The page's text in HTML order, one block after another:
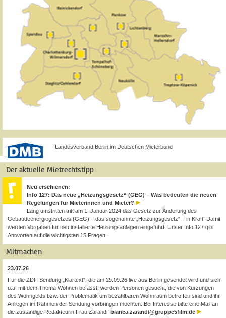
Landesverband Berlin im Deutschen Mieterbund
Der aktuelle Mietrechtstipp
Neu erschienen:
Info 127: Das neue „Heizungsgesetz“ (GEG) – Was bedeuten die neuen
Regelungen für Mieterinnen und Mieter?
Lang umstritten tritt am 1. Januar 2024 das Gesetz zur Änderung des
Gebäudeenergiegesetzes (GEG) – das sogenannte „Heizungsgesetz“ – in Kraft. Damit
werden Vorgaben für neu installierte Heizungsanlagen eingeführt. Unser Info 127 gibt
Antworten auf die wichtigsten 15 Fragen.
Mitmachen
23.07.26
Für die ZDF-Sendung „Klartext“, die am 29.09.26 live aus Berlin gesendet wird und sich
u.a. mit dem Thema Wohnen befasst, werden Personen gesucht, die von Kürzungen
des Wohngelds bzw. der Problematik um bezahlbaren Wohnraum betroffen sind und ihr
Anliegen im Rahmen der Sendung vorbringen möchten. Bei Interesse bitte eine Mail an
die zuständige Redakteurin Frau Zarandi: bianca.zarandi@gruppe5film.de